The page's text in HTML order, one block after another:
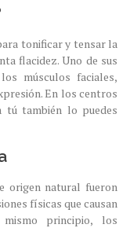
tonificar y tensar la
flacidez. Uno de sus
músculos faciales,
En los centros
tú también lo puedes
origen natural fueron
físicas que causan
principio, los